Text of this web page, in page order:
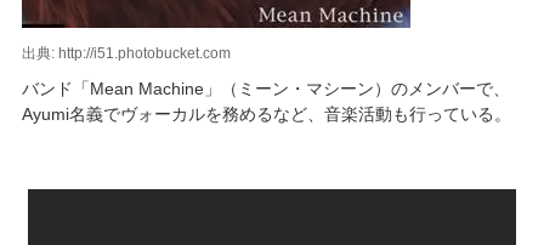
出典: http://i51.photobucket.com
バンド「Mean Machine」（ミーン・マシーン）のメンバーで、
Ayumi名義でヴォーカルを務めるなど、音楽活動も行っている。